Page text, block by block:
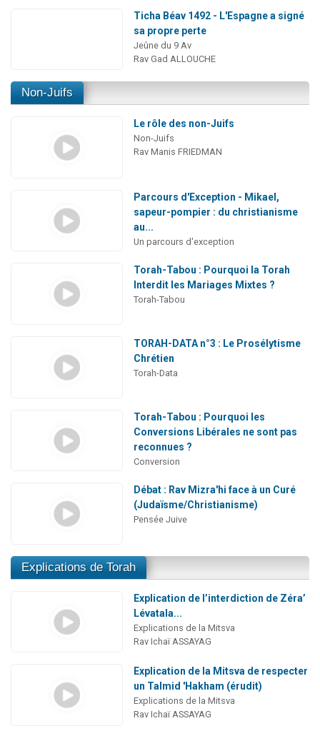
Ticha Béav 1492 - L'Espagne a signé
sa propre perte
Jeûne du 9 Av
Rav Gad ALLOUCHE
Non-Juifs
Le rôle des non-Juifs
Non-Juifs
Rav Manis FRIEDMAN
Parcours d'Exception - Mikael,
sapeur-pompier : du christianisme
au...
Un parcours d'exception
Torah-Tabou : Pourquoi la Torah
Interdit les Mariages Mixtes ?
Torah-Tabou
TORAH-DATA n°3 : Le Prosélytisme
Chrétien
Torah-Data
Torah-Tabou : Pourquoi les
Conversions Libérales ne sont pas
reconnues ?
Conversion
Débat : Rav Mizra'hi face à un Curé
(Judaïsme/Christianisme)
Pensée Juive
Explications de Torah
Explication de l’interdiction de Zéra’
Lévatala...
Explications de la Mitsva
Rav Ichaï ASSAYAG
Explication de la Mitsva de respecter
un Talmid 'Hakham (érudit)
Explications de la Mitsva
Rav Ichaï ASSAYAG